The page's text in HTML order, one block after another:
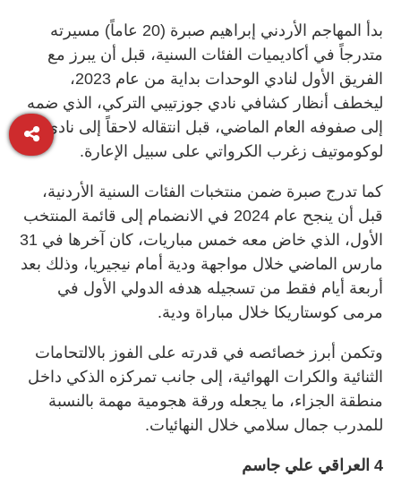
بدأ المهاجم الأردني إبراهيم صبرة (20 عاماً) مسيرته
متدرجاً في أكاديميات الفئات السنية، قبل أن يبرز مع
الفريق الأول لنادي الوحدات بداية من عام 2023،
ليخطف أنظار كشافي نادي جوزتيبي التركي، الذي ضمه
إلى صفوفه العام الماضي، قبل انتقاله لاحقاً إلى نادي
لوكوموتيف زغرب الكرواتي على سبيل الإعارة.
كما تدرج صبرة ضمن منتخبات الفئات السنية الأردنية،
قبل أن ينجح عام 2024 في الانضمام إلى قائمة المنتخب
الأول، الذي خاض معه خمس مباريات، كان آخرها في 31
مارس الماضي خلال مواجهة ودية أمام نيجيريا، وذلك بعد
أربعة أيام فقط من تسجيله هدفه الدولي الأول في
مرمى كوستاريكا خلال مباراة ودية.
وتكمن أبرز خصائصه في قدرته على الفوز بالالتحامات
الثنائية والكرات الهوائية، إلى جانب تمركزه الذكي داخل
منطقة الجزاء، ما يجعله ورقة هجومية مهمة بالنسبة
للمدرب جمال سلامي خلال النهائيات.
4 العراقي علي جاسم